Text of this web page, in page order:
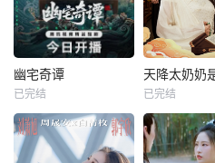
幽宅奇谭
已完结 已完结